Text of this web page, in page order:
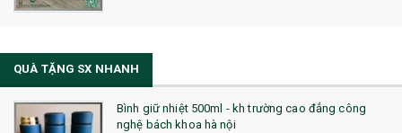
QUÀ TẶNG SX NHANH
Bình giữ nhiệt 500ml - kh trường cao đẳng công
nghệ bách khoa hà nội